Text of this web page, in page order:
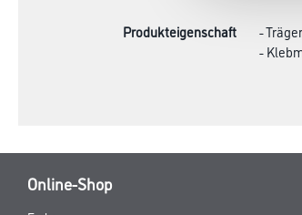
Produkteigenschaft
-
-
Online-Shop